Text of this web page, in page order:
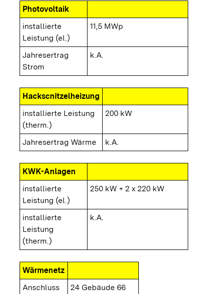
Photovoltaik
installierte
Leistung (el.)
11,5 MWp
Jahresertrag
Strom
k.A.
Hackscnitzelheizung
installierte Leistung
(therm.)
200 kW
Jahresertrag Wärme k.A.
KWK-Anlagen
installierte
Leistung (el.)
250 kW + 2 x 220 kW
installierte
Leistung
(therm.)
k.A.
Wärmenetz
Anschluss
24 Gebäude 66